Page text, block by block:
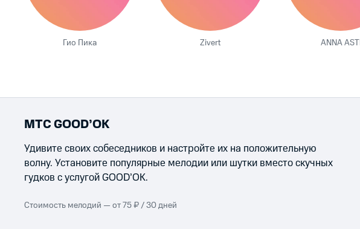
Гио Пика Zivert ANNA ASTI
МТС GOOD’OK
Удивите своих собеседников и настройте их на положительную
волну. Установите популярные мелодии или шутки вместо скучных
гудков с услугой GOOD’OK.
Стоимость мелодий — от 75 ₽ / 30 дней